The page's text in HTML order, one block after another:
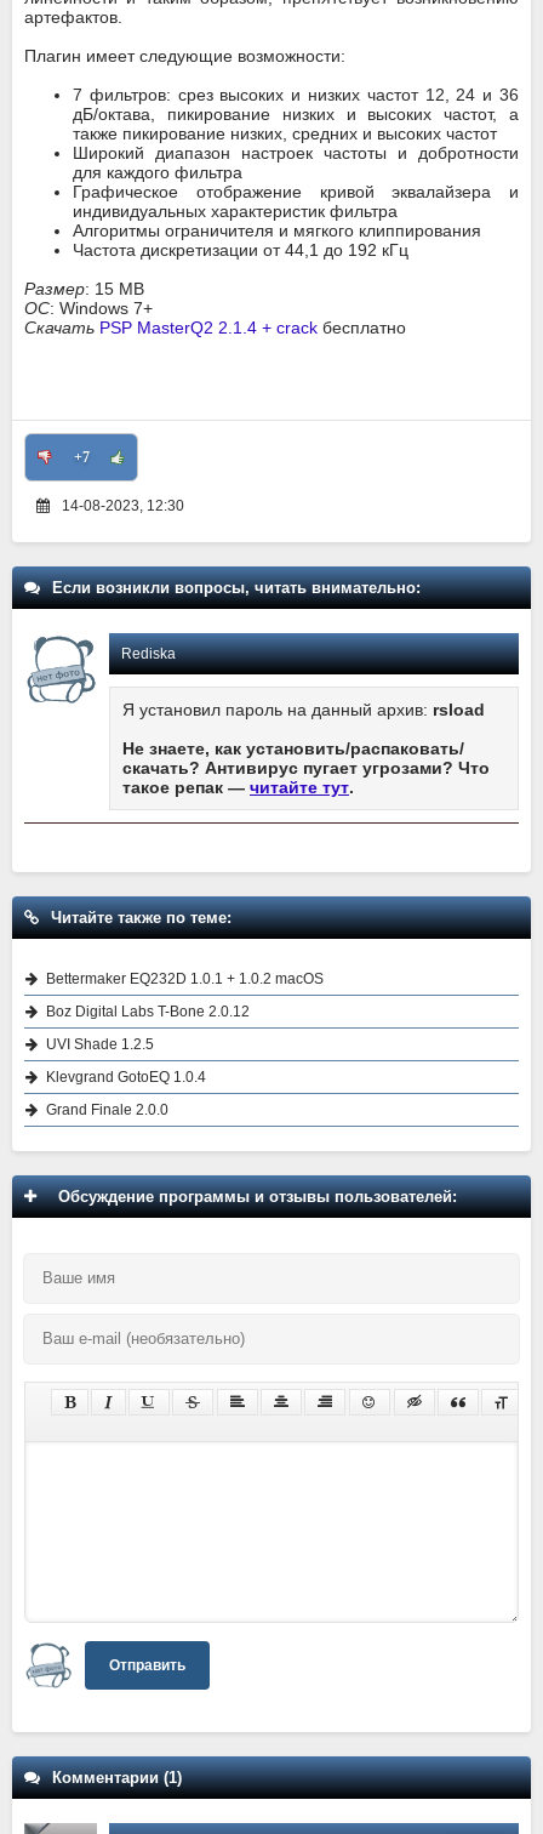
артефактов.
Плагин имеет следующие возможности:
7 фильтров: срез высоких и низких частот 12, 24 и 36
дБ/октава, пикирование низких и высоких частот, а
также пикирование низких, средних и высоких частот
Широкий диапазон настроек частоты и добротности
для каждого фильтра
Графическое отображение кривой эквалайзера и
индивидуальных характеристик фильтра
Алгоритмы ограничителя и мягкого клиппирования
Частота дискретизации от 44,1 до 192 кГц
Размер: 15 MB
ОС: Windows 7+
Скачать PSP MasterQ2 2.1.4 + crack бесплатно
+7
14-08-2023, 12:30
Если возникли вопросы, читать внимательно:
Rediska
Я установил пароль на данный архив: rsload
Не знаете, как установить/распаковать/
скачать? Антивирус пугает угрозами? Что
такое репак — читайте тут.
Читайте также по теме:
Bettermaker EQ232D 1.0.1 + 1.0.2 macOS
Boz Digital Labs T-Bone 2.0.12
UVI Shade 1.2.5
Klevgrand GotoEQ 1.0.4
Grand Finale 2.0.0
Обсуждение программы и отзывы пользователей:
Отправить
Комментарии (1)